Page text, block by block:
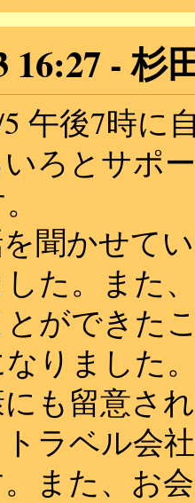
16:27 杉
午後7時に
ろとサポ
聞かせて
た。また
ができた
りました
も留意さ
ラベル会
また、お